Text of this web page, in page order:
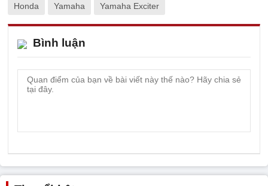
Honda Yamaha Yamaha Exciter
Bình luận